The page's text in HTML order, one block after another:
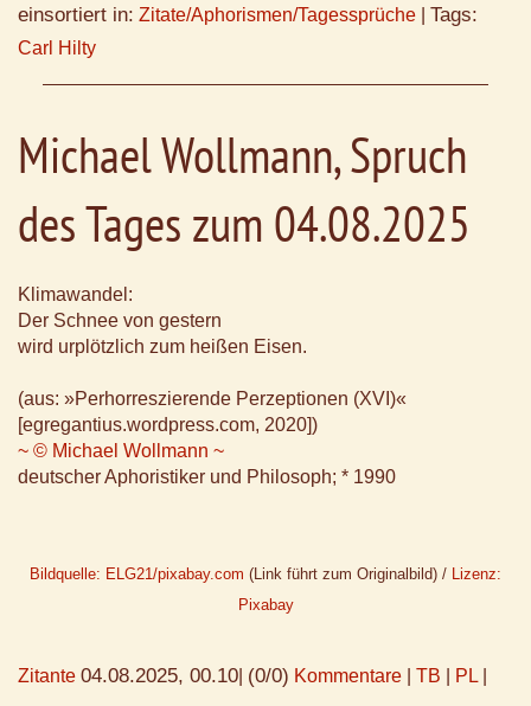
einsortiert in: Zitate/Aphorismen/Tagessprüche Tags:
Carl Hilty
Michael Wollmann, Spruch
des Tages zum 04.08.2025
Klimawandel:
Der Schnee von gestern
wird urplötzlich zum heißen Eisen.
(aus: »Perhorreszierende Perzeptionen (XVI)«
[egregantius.wordpress.com, 2020])
~ © Michael Wollmann ~
deutscher Aphoristiker und Philosoph; * 1990
Bildquelle: ELG21/pixabay.com (Link führt zum Originalbild) / Lizenz:
Pixabay
Zitante 04.08.2025, 00.10 (0/0) Kommentare TB PL